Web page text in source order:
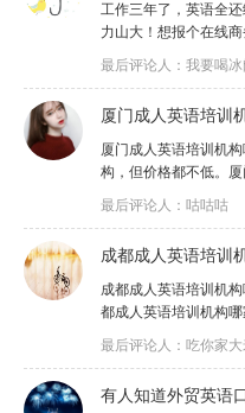
工作三年了，英语全
力山大！想报个在线
最后评论人：我要喝冰
厦门成人英语培训
厦门成人英语培训机
构，但价格都不低。
最后评论人：咕咕咕
成都成人英语培训
成都成人英语培训机
都成人英语培训机构
最后评论人：吃你家大
有人知道外贸英语